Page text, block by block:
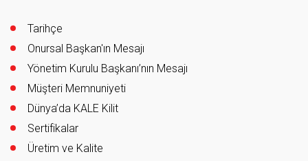
Tarihçe
Onursal Başkan'ın Mesajı
Yönetim Kurulu Başkanı’nın Mesajı
Müşteri Memnuniyeti
Dünya’da KALE Kilit
Sertifikalar
Üretim ve Kalite